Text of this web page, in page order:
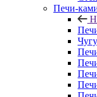
Печи-